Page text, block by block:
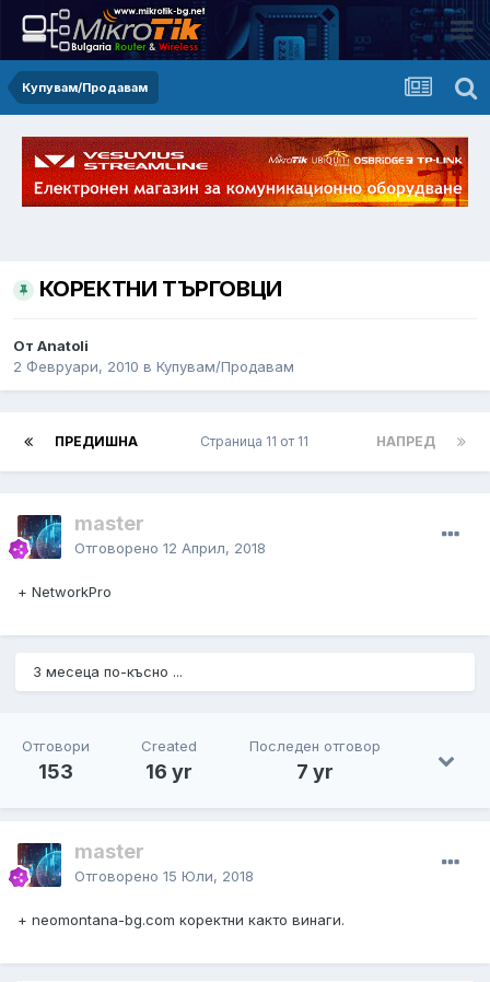
Купувам/Продавам
КОРЕКТНИ ТЪРГОВЦИ
От Anatoli
2 Февруари, 2010 в Купувам/Продавам
ПРЕДИШНА НАПРЕД
Страница 11 от 11
master
Отговорено 12 Април, 2018
+ NetworkPro
3 месеца по-късно ...
Отговори
153
Created
16 yr
Последен отговор
7 yr
master
Отговорено 15 Юли, 2018
+ neomontana-bg.com коректни както винаги.